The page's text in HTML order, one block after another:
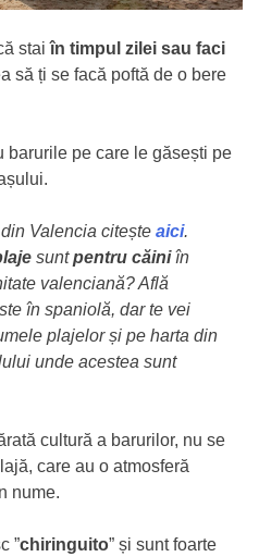
staiîn timpul zilei sau faci
să ți se facă poftă de o bere
barurile pe care le găsești pe
Valencia citește aici.
suntpentru căiniîn
valenciană? Află
în spaniolă, dar te vei
plajelor și pe harta din
unde acestea sunt
cultură a barurilor, nu se
care au o atmosferă
nume.
”chiringuito” și sunt foarte